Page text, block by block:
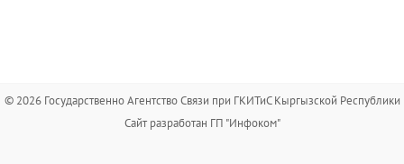
© 2026 Государственно Агентство Связи при ГКИТиС Кыргызской Республики
Сайт разработан ГП "Инфоком"